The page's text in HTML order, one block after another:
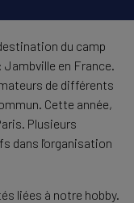
du camp
Jambville en France.
de différents
Cette année,
Plusieurs
dans l'organisation
liées à notre hobby.